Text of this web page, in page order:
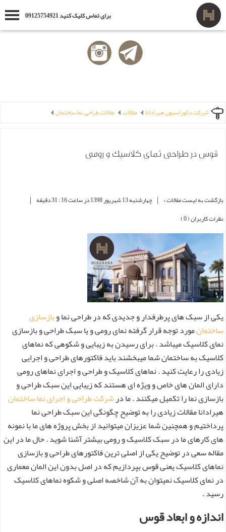
برای تماس کلیک کنید 09125754921
شرکت دکوراسیون هیرادانا مقالات مقالات طراحی نما ساختمان
قوس در طراحی نمای کلاسیک و رومی
بازگشت به لیست مقالات » | چهارشنبه 13 شهریور 1398 در ساعت 16 : 31 دقیقه |
نظرات کاربران ( 0 )
یکی از سبک های پرطرفدار و جدیدی که در طراحی نما وبازسازی
ساختمانمورد توجه قرار گرفته نمای رومی و یا سبک طراحی و بازسازی
نمای کلاسیک میباشد . برای رسیدن به زیبایی و شکوهی که نماهای
کلاسیک به ساختمان شما میبخشند باید فاکتورهای طراحی و اجرایی
زیادی را رعایت کنید . نماهای کلاسیک و طراحی و اجرای نماهای رومی
دارای المان های خاص و ویژه ای هستند که زیبایی این سبک طراحی و
بازسازی نما را تکمیل میکنند . ما درشرکت طراحی و اجرای نما ساختمان
هیرادانا مقالات زیادی را به توضیح چگونگی این سبک طراحی نما
پرداختیم و همچنین شما عزیزان میتوانید از بخش پروژه های ما با نمونه
های کارهای ما در سبک کلاسیک و رومی بیشتر آشنا شوید . حال ما در این
مقاله سعی در توضیح یکی از اصلی ترین فاکتورهای طراحی و بازسازی
نماهای کلاسیک یعنی قوس بپردازیم که در اصل بدون این المان معماری
در نمای کلاسیک نمیتوان به آن شاخصه اصلی و شکوه نماهای کلاسیک
رسید .
اندازه و ابعاد قوس